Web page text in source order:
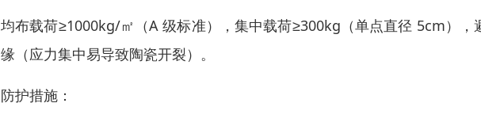
均布载荷≥1000kg/㎡（A 级标准），集中载荷≥300kg（单点直径 5cm）
缘（应力集中易导致陶瓷开裂）。
防护措施：